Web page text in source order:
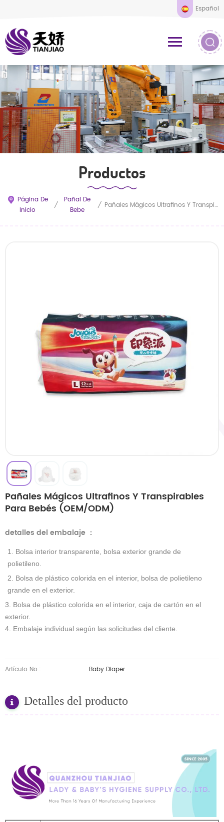
Español
Productos
Página De
Inicio
/
Pañal De
Bebe
/ Pañales Mágicos Ultrafinos Y Transpirables Para Bebés (OEM/ODM)
Pañales Mágicos Ultrafinos Y Transpirables
Para Bebés (OEM/ODM)
detalles del embalaje ：
1. Bolsa interior transparente, bolsa exterior grande de
polietileno.
2. Bolsa de plástico colorida en el interior, bolsa de polietileno
grande en el exterior.
3. Bolsa de plástico colorida en el interior, caja de cartón en el
exterior.
4. Embalaje individual según las solicitudes del cliente.
Artículo No.: Baby Diaper
Detalles del producto